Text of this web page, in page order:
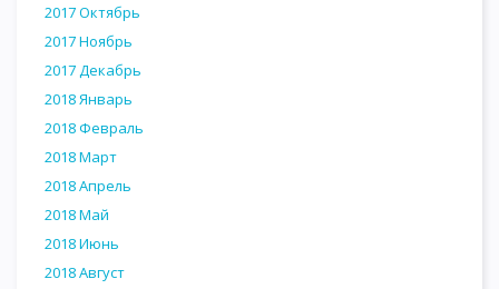
2017 Октябрь
2017 Ноябрь
2017 Декабрь
2018 Январь
2018 Февраль
2018 Март
2018 Апрель
2018 Май
2018 Июнь
2018 Август